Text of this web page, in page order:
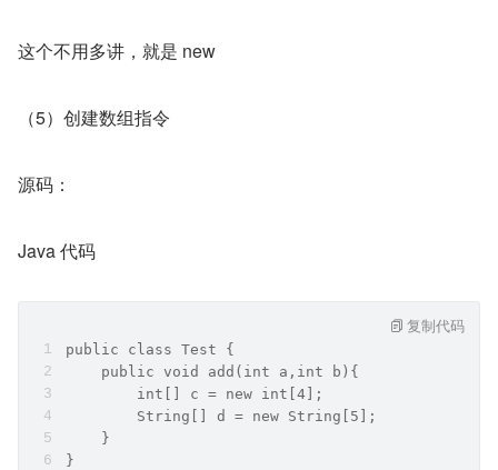
这个不用多讲，就是 new
（5）创建数组指令
源码：
Java 代码
public class Test {
    public void add(int a,int b){
        int[] c = new int[4];
        String[] d = new String[5];
    }
}
复制代码